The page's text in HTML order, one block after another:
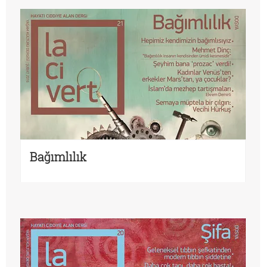
Bağımlılık